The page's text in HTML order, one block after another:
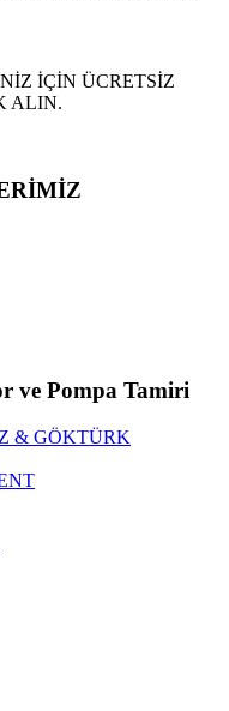
İÇİN ÜCRETSİZ
ALIN.
ve Pompa Tamiri
& GÖKTÜRK